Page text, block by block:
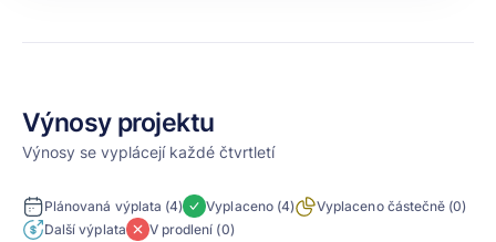
Výnosy projektu
Výnosy se vyplácejí každé čtvrtletí
Plánovaná výplata (4) Vyplaceno (4) Vyplaceno částečně (0)
Další výplata
V prodlení (0)